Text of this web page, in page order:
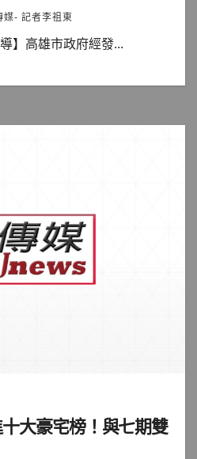
媒- 記者李祖東
】高雄市政府經發...
大豪宅榜！與七期雙